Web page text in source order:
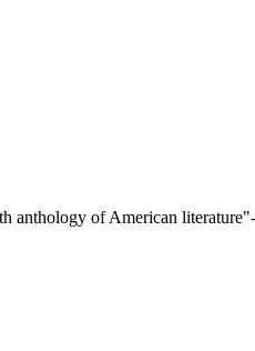
anthology of American